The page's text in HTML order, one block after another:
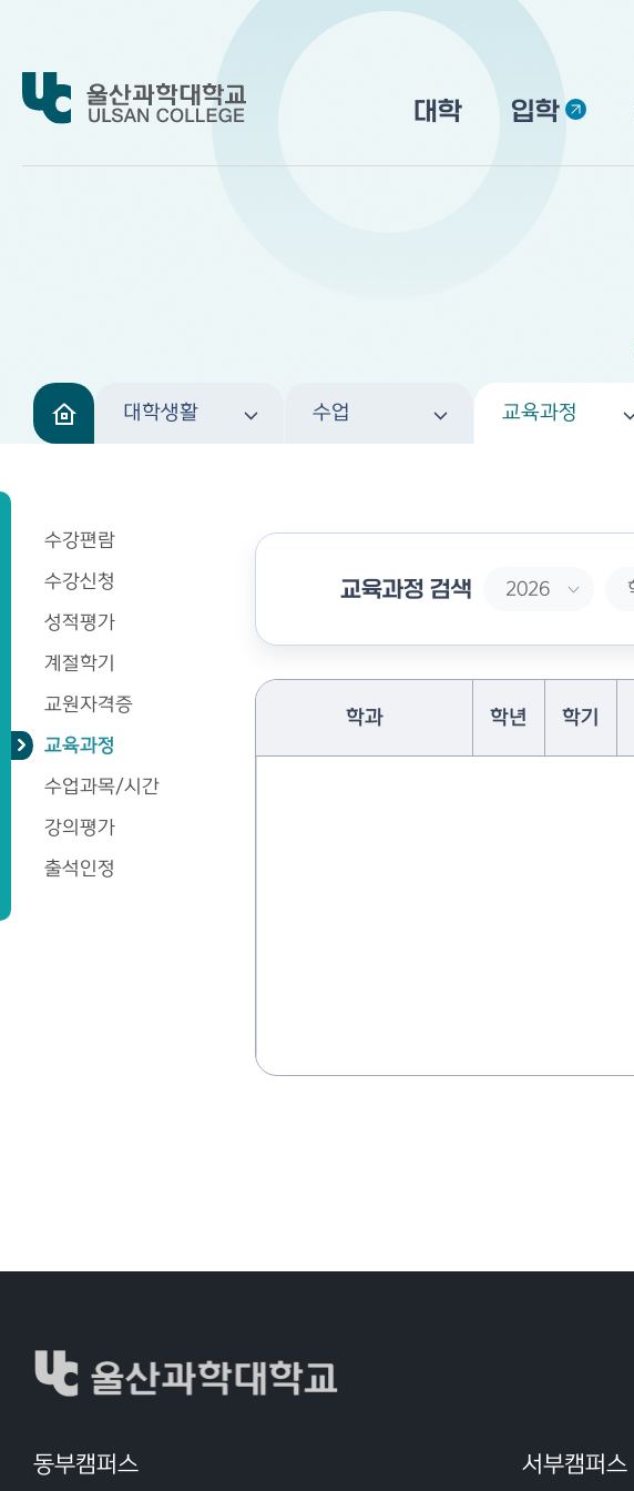
대학 입학
대학생활 수업 교육과정
수강편람
수강신청
성적평가
계절학기
교원자격증
교육과정
수업과목/시간
강의평가
출석인정
교육과정 검색
학과 학년 학기
동부캠퍼스 서부캠퍼스